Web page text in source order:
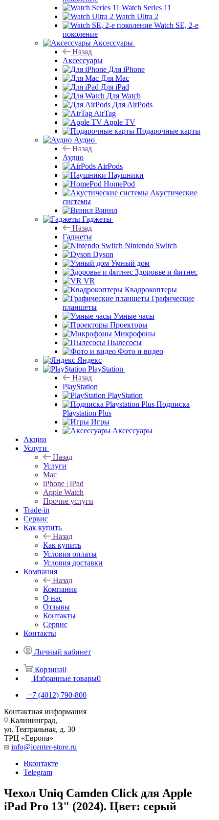
Watch Series 11
Watch Ultra 2
Watch SE, 2-е
поколение
Аксессуары
Назад
Аксессуары
Для iPhone
Для Mac
Для iPad
Для Watch
Для AirPods
AirTag
Apple TV
Подарочные карты
Аудио
Назад
Аудио
AirPods
Наушники
HomePod
Акустические
системы
Винил
Гаджеты
Назад
Гаджеты
Nintendo Switch
Dyson
Умный дом
Здоровье и фитнес
VR
Квадрокоптеры
Графические
планшеты
Умные часы
Проекторы
Микрофоны
Пылесосы
Фото и видео
Яндекс
PlayStation
Назад
PlayStation
PlayStation
Подписка
Playstation Plus
Игры
Аксессуары
Акции
Услуги
Назад
Услуги
Mac
iPhone | iPad
Apple Watch
Прочие услуги
Trade-in
Сервис
Как купить
Назад
Как купить
Условия оплаты
Условия доставки
Компания
Назад
Компания
О нас
Отзывы
Контакты
Сервис
Контакты
Личный кабинет
Корзина0
Избранные товары0
+7 (4012) 790-800
Контактная информация
Калининград,
ул. Театральная, д. 30
ТРЦ «Европа»
info@icenter-store.ru
Вконтакте
Telegram
Чехол Uniq Camden Click для Apple
iPad Pro 13" (2024). Цвет: серый